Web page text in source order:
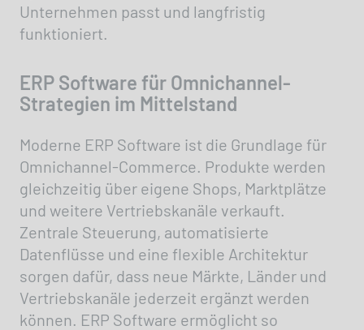
Unternehmen passt und langfristig
funktioniert.
ERP Software für Omnichannel-
Strategien im Mittelstand
Moderne ERP Software ist die Grundlage für
Omnichannel-Commerce. Produkte werden
gleichzeitig über eigene Shops, Marktplätze
und weitere Vertriebskanäle verkauft.
Zentrale Steuerung, automatisierte
Datenflüsse und eine flexible Architektur
sorgen dafür, dass neue Märkte, Länder und
Vertriebskanäle jederzeit ergänzt werden
können. ERP Software ermöglicht so